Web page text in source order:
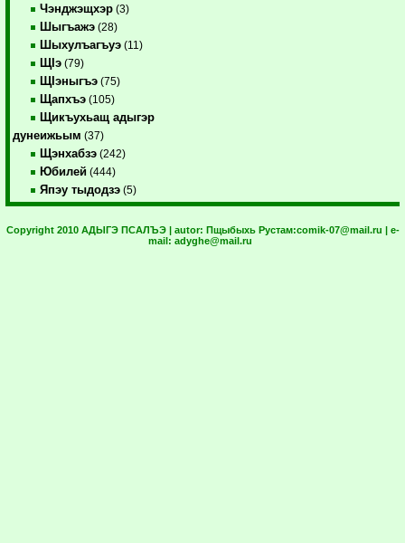
Чэнджэщхэр (3)
Шыгъажэ (28)
Шыхулъагъуэ (11)
ЩIэ (79)
ЩIэныгъэ (75)
Щапхъэ (105)
Щикъухьащ адыгэр
дунеижьым (37)
Щэнхабзэ (242)
Юбилей (444)
Япэу тыдодзэ (5)
Copyright 2010 АДЫГЭ ПСАЛЪЭ | autor: Пщыбыхь Рустам:comik-07@mail.ru | e-
mail: adyghe@mail.ru